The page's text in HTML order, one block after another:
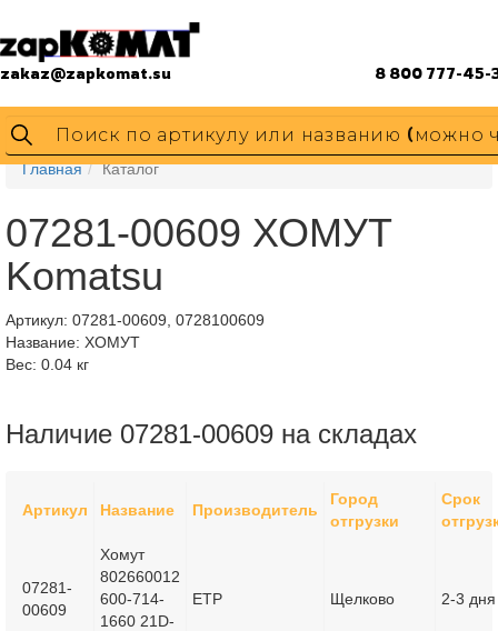
zakaz@zapkomat.su 8 800 777-45-
Главная Каталог
07281-00609 ХОМУТ
Komatsu
Артикул: 07281-00609, 0728100609
Название: ХОМУТ
Вес: 0.04 кг
Наличие 07281-00609 на складах
Артикул Название Производитель
Город
отгрузки
Срок
07281-
00609
Хомут
802660012
600-714-
1660 21D-
ETP Щелково 2-3 дня